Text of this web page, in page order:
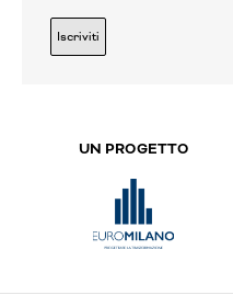
Iscriviti
UN PROGETTO